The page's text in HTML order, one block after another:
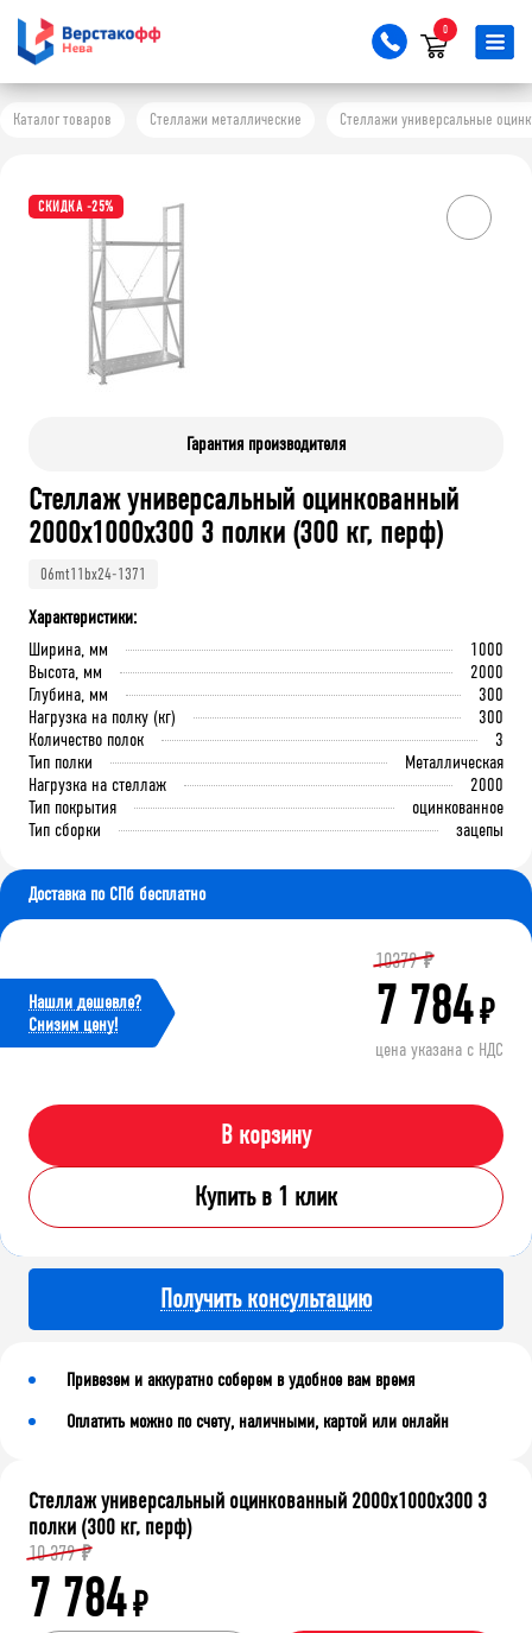
0
Каталог товаров Стеллажи металлические Стеллажи универсальные
СКИДКА -25%
Гарантия производителя
Стеллаж универсальный оцинкованный
2000x1000x300 3 полки (300 кг, перф)
06mt11bx24-1371
Характеристики:
Ширина, мм
1000
Высота, мм
2000
Глубина, мм
300
Нагрузка на полку (кг)
300
Количество полок
3
Тип полки
Металлическая
Нагрузка на стеллаж
2000
Тип покрытия
оцинкованное
Тип сборки
зацепы
Доставка по СПб бесплатно
Нашли дешевле?
Cнизим цену!
10379 ₽
7 784₽
цена указана с НДС
В корзину
Купить в 1 клик
Получить консультацию
Привезем и аккуратно соберем в удобное вам время
Оплатить можно по счету, наличными, картой или онлайн
Стеллаж универсальный оцинкованный 2000x1000x300 3
полки (300 кг, перф)
10 379 ₽
7 784₽